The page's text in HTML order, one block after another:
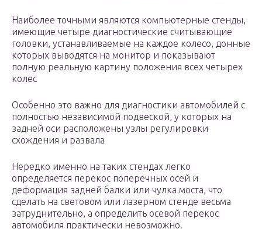
Наиболее точными являются компьютерные стенды,
имеющие четыре диагностические считывающие
головки, устанавливаемые на каждое колесо, донные
которых выводятся на монитор и показывают
полную реальную картину положения всех четырех
колес
Особенно это важно для диагностики автомобилей с
полностью независимой подвеской, у которых на
задней оси расположены узлы регулировки
схождения и развала
Нередко именно на таких стендах легко
определяется перекос поперечных осей и
деформация задней балки или чулка моста, что
сделать на световом или лазерном стенде весьма
затруднительно, а определить осевой перекос
автомобиля практически невозможно.